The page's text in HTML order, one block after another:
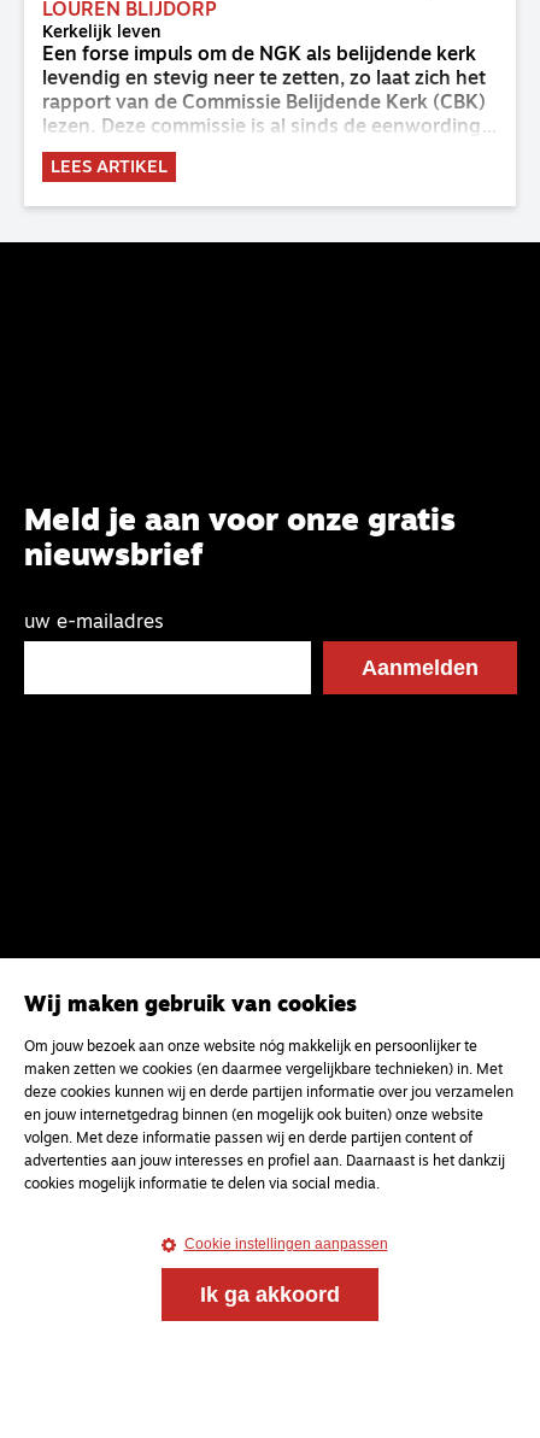
LOUREN BLIJDORP
Kerkelijk leven
Een forse impuls om de NGK als belijdende kerk
levendig en stevig neer te zetten, zo laat zich het
rapport van de Commissie Belijdende Kerk (CBK)
lezen. Deze commissie is al sinds de eenwording
van de GKv en NGK actief en kreeg van de
synode van Deventer in 2023 de opdracht om
belijdenis en bij te dragen aan de verlevendiging
LEES ARTIKEL
Meld je aan voor onze gratis
nieuwsbrief
uw e-mailadres
MagazineOnderweg
Onderweg is een platform voor ontmoeting, vorming
en gesprek voor christenen onderweg, in het bijzonder
voor de Nederlandse Gereformeerde Kerken.
Kvk-nummer 33277063
NL46 INGB 0117 5827 86
info@onderwegonline.nl
Wij maken gebruik van cookies
Om jouw bezoek aan onze website nóg makkelijk en persoonlijker te
maken zetten we cookies (en daarmee vergelijkbare technieken) in. Met
deze cookies kunnen wij en derde partijen informatie over jou verzamelen
en jouw internetgedrag binnen (en mogelijk ook buiten) onze website
volgen. Met deze informatie passen wij en derde partijen content of
advertenties aan jouw interesses en profiel aan. Daarnaast is het dankzij
cookies mogelijk informatie te delen via social media.
Cookie instellingen aanpassen
Ik ga akkoord